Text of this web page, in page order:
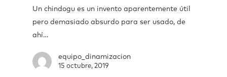
Un chindogu es un invento aparentemente útil
pero demasiado absurdo para ser usado, de
ahí…
equipo_dinamizacion
15 octubre, 2019